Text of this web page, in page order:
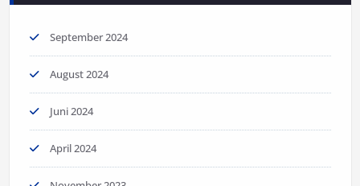
September 2024
August 2024
Juni 2024
April 2024